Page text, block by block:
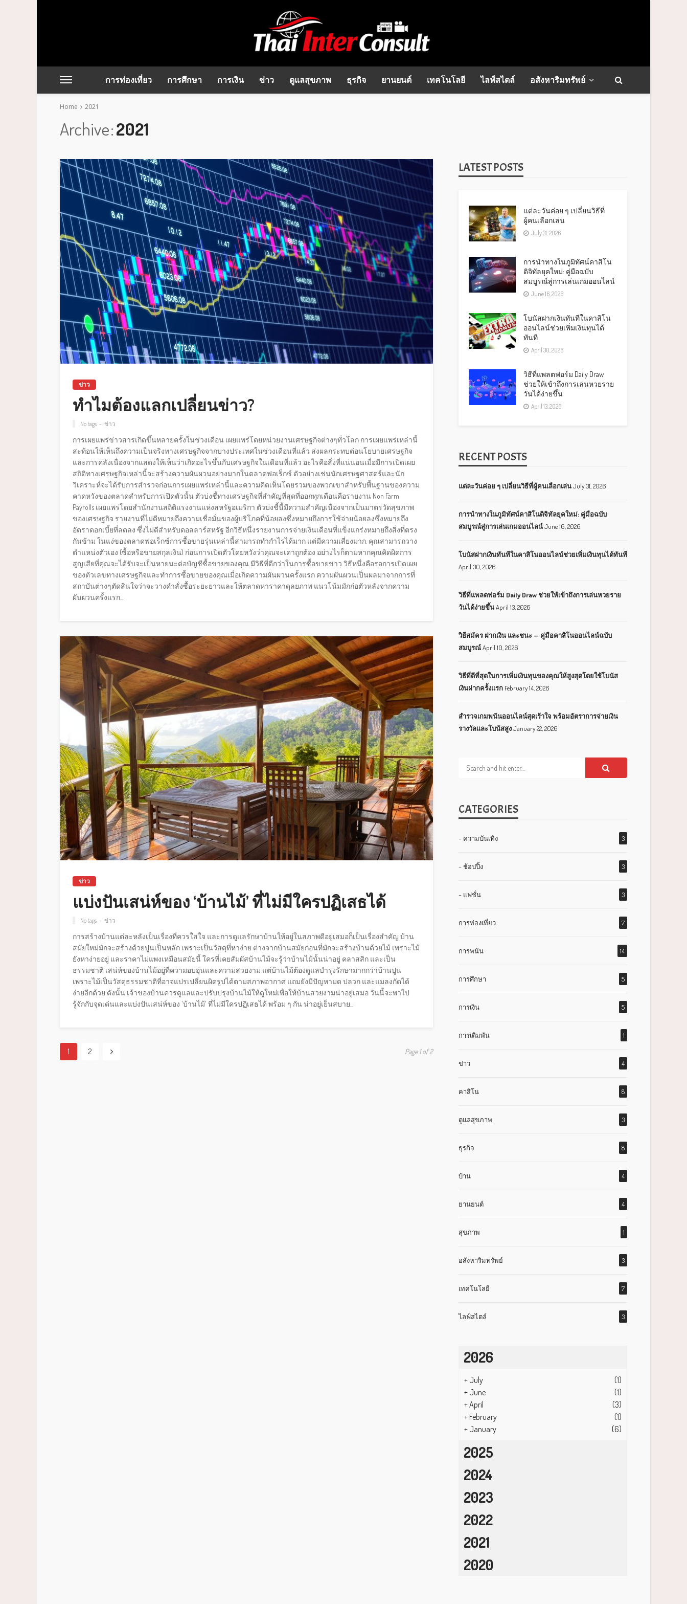
การท่องเที่ยว การศึกษา การเงิน ข่าว ดูแลสุขภาพ ธุรกิจ ยานยนต์ เทคโนโลยี ไลฟ์สไตล์ อสังหาริมทรัพย์
Home 2021
Archive 2021
ข่าว
ทำไมต้องแลกเปลี่ยนข่าว?
No tags ข่าว
การเผยแพร่ข่าวสารเกิดขึ้นหลายครั้งในช่วงเดือน เผยแพร่โดยหน่วยงานเศรษฐกิจต่างๆทั่วโลก การเผยแพร่เหล่านี้
สะท้อนให้เห็นถึงความเป็นจริงทางเศรษฐกิจจากบางประเทศในช่วงเดือนที่แล้ว ส่งผลกระทบต่อนโยบายเศรษฐกิจ
และการคลังเนื่องจากแสดงให้เห็นว่าเกิดอะไรขึ้นกับเศรษฐกิจในเดือนที่แล้ว อะไรคือสิ่งที่แน่นอนเมื่อมีการเปิดเผย
สถิติทางเศรษฐกิจเหล่านี้จะสร้างความผันผวนอย่างมากในตลาดฟอเร็กซ์ ตัวอย่างเช่นนักเศรษฐศาสตร์และนัก
วิเคราะห์จะได้รับการสำรวจก่อนการเผยแพร่เหล่านี้และความคิดเห็นโดยรวมของพวกเขาสำหรับพื้นฐานของความ
คาดหวังของตลาดสำหรับการเปิดตัวนั้น ตัวบ่งชี้ทางเศรษฐกิจที่สำคัญที่สุดที่ออกทุกเดือนคือรายงาน Non Farm
Payrolls เผยแพร่โดยสำนักงานสถิติแรงงานแห่งสหรัฐอเมริกา ตัวบ่งชี้นี้มีความสำคัญเนื่องจากเป็นมาตรวัดสุขภาพ
ของเศรษฐกิจ รายงานที่ไม่ดีหมายถึงความเชื่อมั่นของผู้บริโภคที่น้อยลงซึ่งหมายถึงการใช้จ่ายน้อยลงซึ่งหมายถึง
อัตราดอกเบี้ยที่ลดลง ซึ่งไม่ดีสำหรับดอลลาร์สหรัฐ อีกวิธีหนึ่งรายงานการจ่ายเงินเดือนที่แข็งแกร่งหมายถึงสิ่งที่ตรง
กันข้าม ในแง่ของตลาดฟอเร็กซ์การซื้อขายรุ่นเหล่านี้สามารถทำกำไรได้มาก แต่มีความเสี่ยงมาก. คุณสามารถวาง
ตำแหน่งตัวเอง (ซื้อหรือขายสกุลเงิน) ก่อนการเปิดตัวโดยหวังว่าคุณจะเดาถูกต้อง อย่างไรก็ตามหากคุณคิดผิดการ
สูญเสียที่คุณจะได้รับจะเป็นหายนะต่อบัญชีซื้อขายของคุณ มีวิธีที่ดีกว่าในการซื้อขายข่าว วิธีหนึ่งคือรอการเปิดเผย
ของตัวเลขทางเศรษฐกิจและทำการซื้อขายของคุณเมื่อเกิดความผันผวนครั้งแรก ความผันผวนเป็นผลมาจากการที่
สถาบันต่างๆตัดสินใจว่าจะวางคำสั่งซื้อระยะยาวและให้ตลาดหาราคาดุลยภาพ แนวโน้มมักก่อตัวหลังจากความ
ผันผวนครั้งแรก...
ข่าว
แบ่งปันเสน่ห์ของ ‘บ้านไม้’ ที่ไม่มีใครปฏิเสธได้
No tags ข่าว
การสร้างบ้านแต่ละหลังเป็นเรื่องที่ควรใส่ใจ และการดูแลรักษาบ้านให้อยู่ในสภาพดีอยู่เสมอก็เป็นเรื่องสำคัญ บ้าน
สมัยใหม่มักจะสร้างด้วยปูนเป็นหลัก เพราะเป็นวัสดุที่หาง่าย ต่างจากบ้านสมัยก่อนที่มักจะสร้างบ้านด้วยไม้ เพราะไม้
ยังหาง่ายอยู่ และราคาไม่แพงเหมือนสมัยนี้ ใครที่เคยสัมผัสบ้านไม้จะรู้ว่าบ้านไม้นั้นน่าอยู่ คลาสสิก และเป็น
ธรรมชาติ เสน่ห์ของบ้านไม้อยู่ที่ความอบอุ่นและความสวยงาม แต่บ้านไม้ต้องดูแลบำรุงรักษามากกว่าบ้านปูน
เพราะไม้เป็นวัสดุธรรมชาติที่อาจแปรเปลี่ยนผิดรูปได้ตามสภาพอากาศ แถมยังมีปัญหามด ปลวก และแมลงกัดได้
ง่ายอีกด้วย ดังนั้น เจ้าของบ้านควรดูแลและปรับปรุงบ้านไม้ให้ดูใหม่เพื่อให้บ้านสวยงามน่าอยู่เสมอ วันนี้จะพาไป
รู้จักกับจุดเด่นและแบ่งปันเสน่ห์ของ 'บ้านไม้' ที่ไม่มีใครปฏิเสธได้ พร้อม ๆ กัน น่าอยู่เย็นสบาย...
1 2 Page 1 of 2
LATEST POSTS
แต่ละวันค่อย ๆ เปลี่ยนวิธีที่
ผู้คนเลือกเล่น
July 31, 2026
การนำทางในภูมิทัศน์คาสิโน
ดิจิทัลยุคใหม่: คู่มือฉบับ
สมบูรณ์สู่การเล่นเกมออนไลน์
June 16, 2026
โบนัสฝากเงินทันทีในคาสิโน
ออนไลน์ช่วยเพิ่มเงินทุนได้
ทันที
April 30, 2026
วิธีที่แพลตฟอร์ม Daily Draw
ช่วยให้เข้าถึงการเล่นหวยราย
วันได้ง่ายขึ้น
April 13, 2026
RECENT POSTS
แต่ละวันค่อย ๆ เปลี่ยนวิธีที่ผู้คนเลือกเล่นJuly 31, 2026
การนำทางในภูมิทัศน์คาสิโนดิจิทัลยุคใหม่: คู่มือฉบับ
สมบูรณ์สู่การเล่นเกมออนไลน์June 16, 2026
โบนัสฝากเงินทันทีในคาสิโนออนไลน์ช่วยเพิ่มเงินทุนได้ทันที
April 30, 2026
วิธีที่แพลตฟอร์ม Daily Draw ช่วยให้เข้าถึงการเล่นหวยราย
วันได้ง่ายขึ้นApril 13, 2026
วิธีสมัคร ฝากเงิน และชนะ — คู่มือคาสิโนออนไลน์ฉบับ
สมบูรณ์April 10, 2026
วิธีที่ดีที่สุดในการเพิ่มเงินทุนของคุณให้สูงสุดโดยใช้โบนัส
เงินฝากครั้งแรก February 14, 2026
สำรวจเกมพนันออนไลน์สุดเร้าใจ พร้อมอัตราการจ่ายเงิน
รางวัลและโบนัสสูงJanuary 22, 2026
CATEGORIES
– ความบันเทิง 3
– ช้อปปิ้ง 3
– แฟชั่น 3
การท่องเที่ยว 7
การพนัน 14
การศึกษา 5
การเงิน 5
การเดิมพัน 1
ข่าว 4
คาสิโน 8
ดูแลสุขภาพ 3
ธุรกิจ 8
บ้าน 4
ยานยนต์ 4
สุขภาพ 1
อสังหาริมทรัพย์ 3
เทคโนโลยี 7
ไลฟ์สไตล์ 3
2026
+ July
(1)
+ June
(1)
+April
(3)
+February
(1)
+ January (6)
2025
2024
2023
2022
2021
2020